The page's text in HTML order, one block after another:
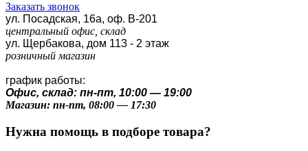
Заказать звонок
ул. Посадская, 16а, оф. В-201
центральный офис, склад
ул. Щербакова, дом 113 - 2 этаж
розничный магазин
график работы:
Офис, склад: пн-пт, 10:00 — 19:00
Магазин: пн-пт, 08:00 — 17:30
Нужна помощь в подборе товара?